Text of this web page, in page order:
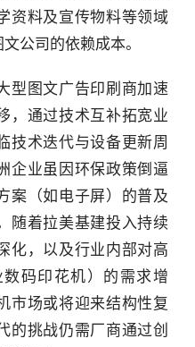
资料及宣传物料等领域
公司的依赖成本。
型图文广告印刷商加速
，通过技术互补拓宽业
技术迭代与设备更新周
企业虽因环保政策倒逼
案（如电子屏）的普及
随着拉美基建投入持续
化，以及行业内部对高
码印花机）的需求增
市场或将迎来结构性复
的挑战仍需厂商通过创